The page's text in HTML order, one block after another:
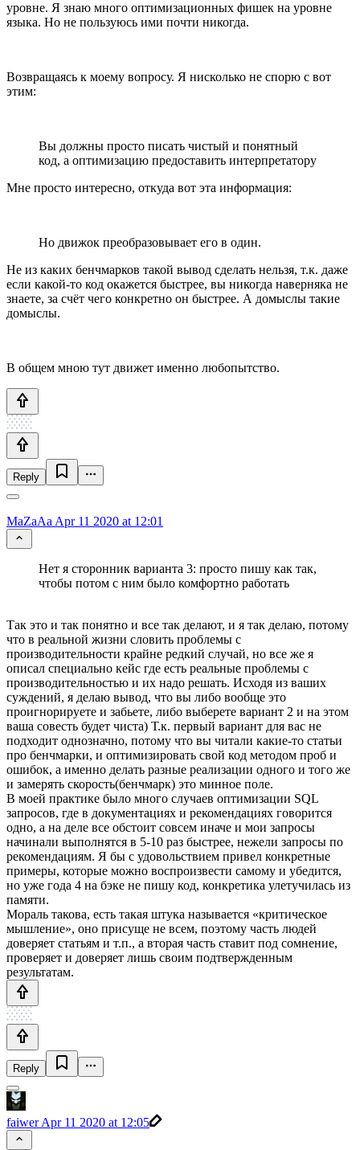
уровне. Я знаю много оптимизационных фишек на уровне
языка. Но не пользуюсь ими почти никогда.
Возвращаясь к моему вопросу. Я нисколько не спорю с вот
этим:
Вы должны просто писать чистый и понятный
код, а оптимизацию предоставить интерпретатору
Мне просто интересно, откуда вот эта информация:
Но движок преобразовывает его в один.
Не из каких бенчмарков такой вывод сделать нельзя, т.к. даже
если какой-то код окажется быстрее, вы никогда наверняка не
знаете, за счёт чего конкретно он быстрее. А домыслы такие
домыслы.
В общем мною тут движет именно любопытство.
Reply
MaZaAa Apr 11 2020 at 12:01
Нет я сторонник варианта 3: просто пишу как так,
чтобы потом с ним было комфортно работать
Так это и так понятно и все так делают, и я так делаю, потому
что в реальной жизни словить проблемы с
производительности крайне редкий случай, но все же я
описал специально кейс где есть реальные проблемы с
производительностью и их надо решать. Исходя из ваших
суждений, я делаю вывод, что вы либо вообще это
проигнорируете и забьете, либо выберете вариант 2 и на этом
ваша совесть будет чиста) Т.к. первый вариант для вас не
подходит однозначно, потому что вы читали какие-то статьи
про бенчмарки, и оптимизировать свой код методом проб и
ошибок, а именно делать разные реализации одного и того же
и замерять скорость(бенчмарк) это минное поле.
В моей практике было много случаев оптимизации SQL
запросов, где в документациях и рекомендациях говорится
одно, а на деле все обстоит совсем иначе и мои запросы
начинали выполнятся в 5-10 раз быстрее, нежели запросы по
рекомендациям. Я бы с удовольствием привел конкретные
примеры, которые можно воспроизвести самому и убедится,
но уже года 4 на бэке не пишу код, конкретика улетучилась из
памяти.
Мораль такова, есть такая штука называется «критическое
мышление», оно присуще не всем, поэтому часть людей
доверяет статьям и т.п., а вторая часть ставит под сомнение,
проверяет и доверяет лишь своим подтвержденным
результатам.
Reply
faiwerApr 11 2020 at 12:05